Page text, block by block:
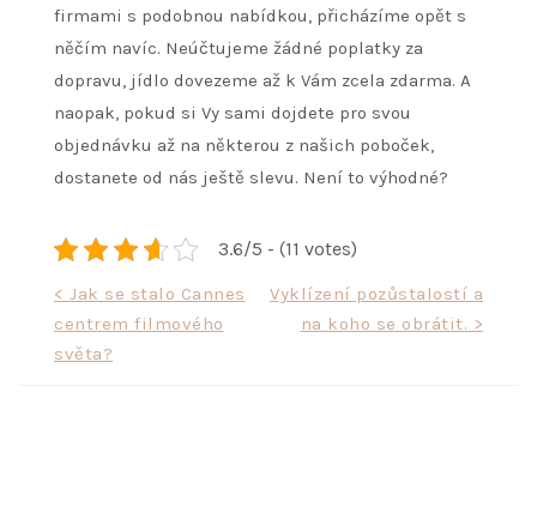
firmami s podobnou nabídkou, přicházíme opět s
něčím navíc. Neúčtujeme žádné poplatky za
dopravu, jídlo dovezeme až k Vám zcela zdarma. A
naopak, pokud si Vy sami dojdete pro svou
objednávku až na některou z našich poboček,
dostanete od nás ještě slevu. Není to výhodné?
3.6/5 - (11 votes)
Navigace
příspěvek
< Jak se stalo Cannes
centrem filmového
světa?
Vyklízení pozůstalostí a
na koho se obrátit. >